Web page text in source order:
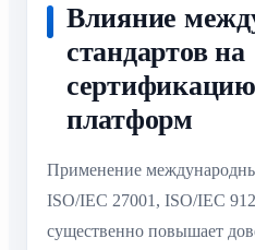
Влияние
стандартов на
платформ
Применение
ISO/IEC 27001, ISO/IEC
существенно повышает